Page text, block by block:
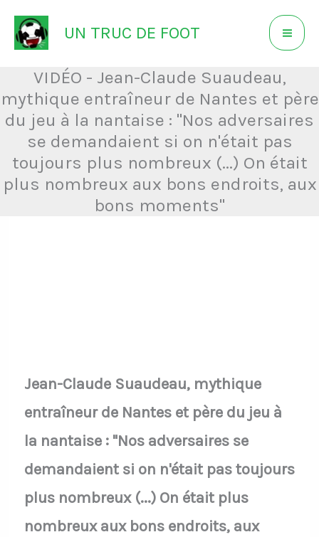
Aller
au
contenu
UN TRUC DE FOOT
VIDÉO - Jean-Claude Suaudeau,
mythique entraîneur de Nantes et père
du jeu à la nantaise : "Nos adversaires
se demandaient si on n'était pas
toujours plus nombreux (...) On était
plus nombreux aux bons endroits, aux
bons moments"
Jean-Claude Suaudeau, mythique
entraîneur de Nantes et père du jeu à
la nantaise : "Nos adversaires se
demandaient si on n'était pas toujours
plus nombreux (...) On était plus
nombreux aux bons endroits, aux